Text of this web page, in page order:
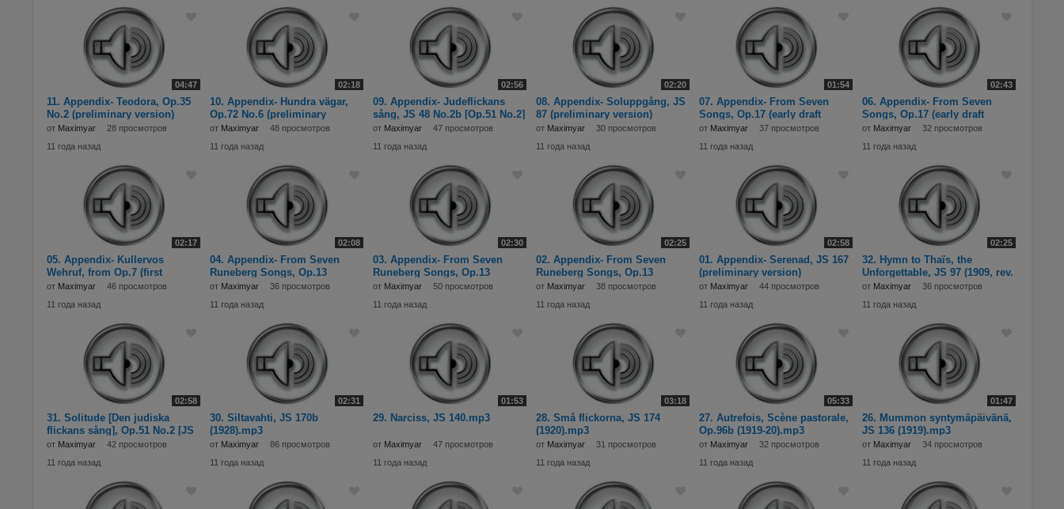
04:47
11. Appendix- Teodora, Op.35
No.2 (preliminary version)
(1908).mp3
от Maximyar
28 просмотров
11 года назад
02:18
10. Appendix- Hundra vägar,
Op.72 No.6 (preliminary
version) (1907).mp
от Maximyar
48 просмотров
11 года назад
02:56
09. Appendix- Judeflickans
sång, JS 48 No.2b [Op.51 No.2]
(first versi
от Maximyar
47 просмотров
11 года назад
02:20
08. Appendix- Soluppgång, JS
87 (preliminary version)
(1902).mp3
от Maximyar
30 просмотров
11 года назад
01:54
07. Appendix- From Seven
Songs, Op.17 (early draft
copies) - 6. Illall
от Maximyar
37 просмотров
11 года назад
02:43
06. Appendix- From Seven
Songs, Op.17 (early draft
copies) - 1. Se’n h
от Maximyar
32 просмотров
11 года назад
02:17
05. Appendix- Kullervos
Wehruf, from Op.7 (first
version) (1892, rev.
от Maximyar
46 просмотров
11 года назад
02:08
04. Appendix- From Seven
Runeberg Songs, Op.13
(preliminary versions)
от Maximyar
36 просмотров
11 года назад
02:30
03. Appendix- From Seven
Runeberg Songs, Op.13
(preliminary versions)
от Maximyar
50 просмотров
11 года назад
02:25
02. Appendix- From Seven
Runeberg Songs, Op.13
(preliminary versions)
от Maximyar
38 просмотров
11 года назад
02:58
01. Appendix- Serenad, JS 167
(preliminary version)
(1887).mp3
от Maximyar
44 просмотров
11 года назад
02:25
32. Hymn to Thaïs, the
Unforgettable, JS 97 (1909, rev.
1948).mp3
от Maximyar
36 просмотров
11 года назад
02:58
31. Solitude [Den judiska
flickans sång], Op.51 No.2 [JS
48 No.2b] (19
от Maximyar
42 просмотров
11 года назад
02:31
30. Siltavahti, JS 170b
(1928).mp3
от Maximyar
86 просмотров
11 года назад
01:53
29. Narciss, JS 140.mp3
от Maximyar
47 просмотров
11 года назад
03:18
28. Små flickorna, JS 174
(1920).mp3
от Maximyar
31 просмотров
11 года назад
05:33
27. Autrefois, Scène pastorale,
Op.96b (1919-20).mp3
от Maximyar
32 просмотров
11 года назад
01:47
26. Mummon syntymäpäivänä,
JS 136 (1919).mp3
от Maximyar
34 просмотров
11 года назад